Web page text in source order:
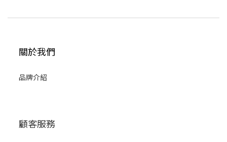
關於我們
品牌介紹
顧客服務